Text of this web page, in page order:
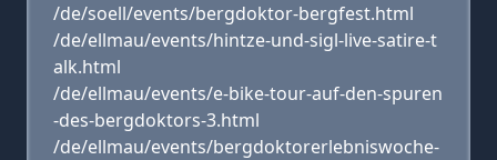
/de/soell/events/bergdoktor-bergfest.html
/de/ellmau/events/hintze-und-sigl-live-satire-t
alk.html
/de/ellmau/events/e-bike-tour-auf-den-spuren
-des-bergdoktors-3.html
/de/ellmau/events/bergdoktorerlebniswoche-